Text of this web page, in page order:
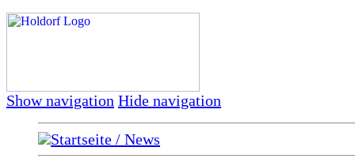
Show navigation Hide navigation
Startseite / News